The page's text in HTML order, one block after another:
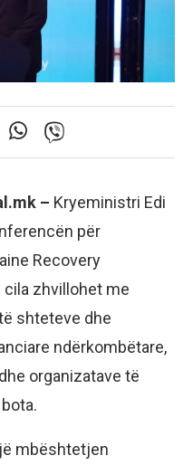
– Kryeministri Edi
për
Recovery
cila zhvillohet me
shteteve dhe
ndërkombëtare,
organizatave të
mbështetjen